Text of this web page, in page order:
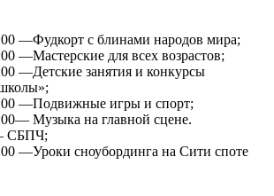
—Фудкорт с блинами народов мира;
—Мастерские для всех возрастов;
—Детские занятия и конкурсы
—Подвижные игры и спорт;
Музыка на главной сцене.
СБПЧ;
—Уроки сноубординга на Сити споте